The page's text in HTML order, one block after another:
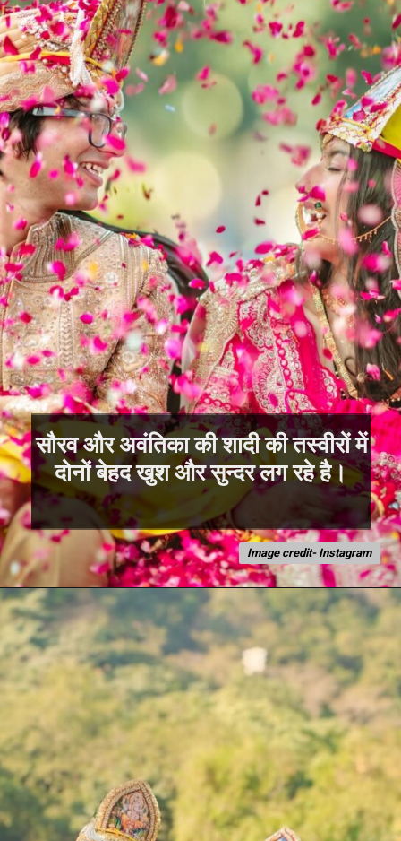
सौरव और अवंतिका की शादी की तस्वीरों में
दोनों बेहद खुश और सुन्दर लग रहे है।
Image credit- Instagram